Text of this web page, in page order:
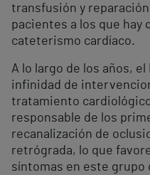
transfusión y
pacientes a los que hay
cateterismo cardíaco.
A lo largo de los años, el
infinidad de
tratamiento
responsable de los
recanalización de
retrógrada, lo que
síntomas en este grupo